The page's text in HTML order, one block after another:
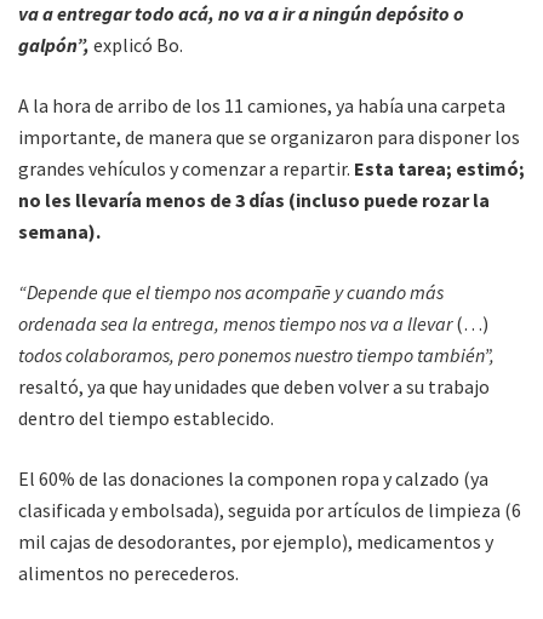
va a entregar todo acá, no va a ir a ningún depósito o
galpón”, explicó Bo.
A la hora de arribo de los 11 camiones, ya había una carpeta
importante, de manera que se organizaron para disponer los
grandes vehículos y comenzar a repartir. Esta tarea; estimó;
no les llevaría menos de 3 días (incluso puede rozar la
semana).
“Depende que el tiempo nos acompañe y cuando más
ordenada sea la entrega, menos tiempo nos va a llevar(…)
todos colaboramos, pero ponemos nuestro tiempo también”,
resaltó, ya que hay unidades que deben volver a su trabajo
dentro del tiempo establecido.
El 60% de las donaciones la componen ropa y calzado (ya
clasificada y embolsada), seguida por artículos de limpieza (6
mil cajas de desodorantes, por ejemplo), medicamentos y
alimentos no perecederos.